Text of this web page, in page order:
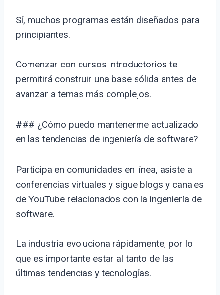
Sí, muchos programas están diseñados para
principiantes.
Comenzar con cursos introductorios te
permitirá construir una base sólida antes de
avanzar a temas más complejos.
### ¿Cómo puedo mantenerme actualizado
en las tendencias de ingeniería de software?
Participa en comunidades en línea, asiste a
conferencias virtuales y sigue blogs y canales
de YouTube relacionados con la ingeniería de
software.
La industria evoluciona rápidamente, por lo
que es importante estar al tanto de las
últimas tendencias y tecnologías.